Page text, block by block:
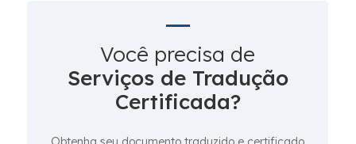
Você precisa de
Serviços de Tradução
Certificada?